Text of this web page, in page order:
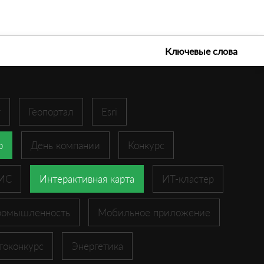
Ключевые слова
Геопортал Esri
День компании Конкурс
Интерактивная карта ИТ-кластер
Мобильное приложение
Энергетика